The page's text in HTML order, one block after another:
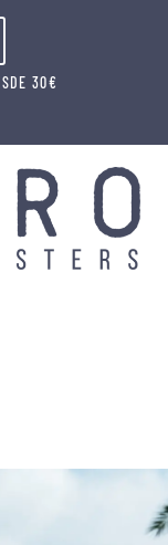
30€